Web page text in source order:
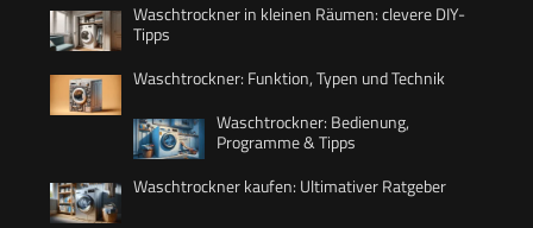
Waschtrockner in kleinen Räumen: clevere DIY-
Tipps
Waschtrockner: Funktion, Typen und Technik
Waschtrockner: Bedienung,
Programme & Tipps
Waschtrockner kaufen: Ultimativer Ratgeber